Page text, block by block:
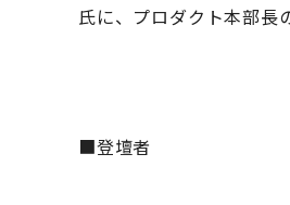
氏に、プロダクト本部長
■登壇者